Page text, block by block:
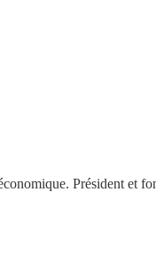
Président et